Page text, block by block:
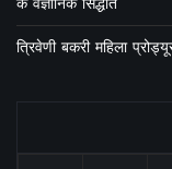
त्रिवेणी बकरी महिला